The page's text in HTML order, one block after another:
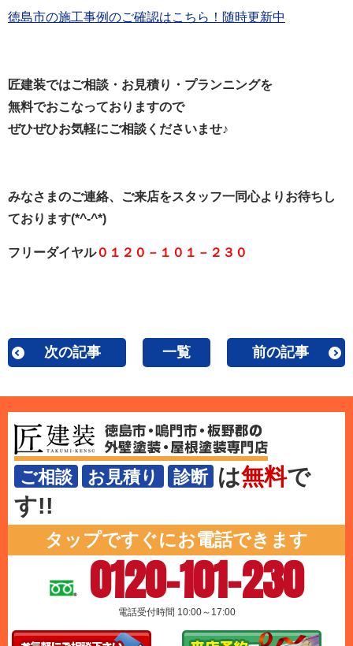
徳島市の施工事例のご確認はこちら！随時更新中
匠建装ではご相談・お見積り・プランニングを
無料でおこなっておりますので
ぜひぜひお気軽にご相談くださいませ♪
みなさまのご連絡、ご来店をスタッフ一同心よりお待ちし
ております(*^-^*)
フリーダイヤル０１２０－１０１－２３０
次の記事 一覧 前の記事
ご相談 お見積り 診断 は無料で
す!!
タップですぐにお電話できます
0120-101-230
電話受付時間 10:00～17:00